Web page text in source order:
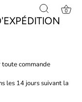
0
commande
les 14 jours suivant la